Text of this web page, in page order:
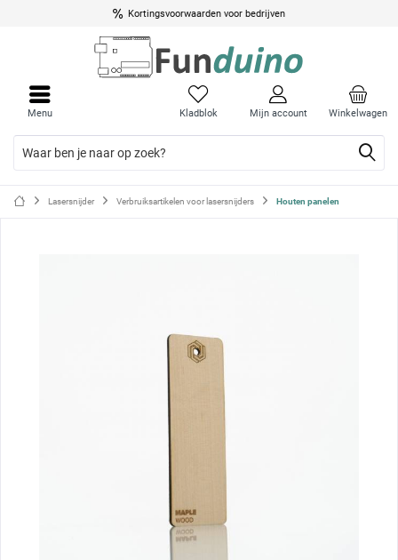
Kortingsvoorwaarden voor bedrijven
Winkelwagen
Kladblok Mijn account
Menu
Lasersnijder Verbruiksartikelen voor lasersnijders Houten panelen